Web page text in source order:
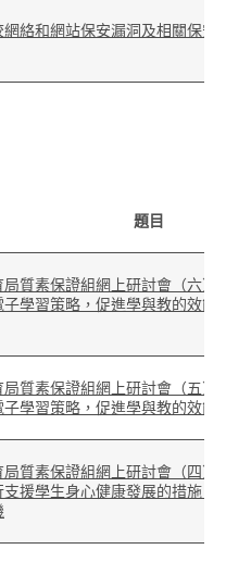
網絡和網站保安漏洞及相關保安
題目
局質素保證組網上研討會（六）
學習策略，促進學與教的效能
局質素保證組網上研討會（五）
學習策略，促進學與教的效能
局質素保證組網上研討會（四）
支援學生身心健康發展的措施，